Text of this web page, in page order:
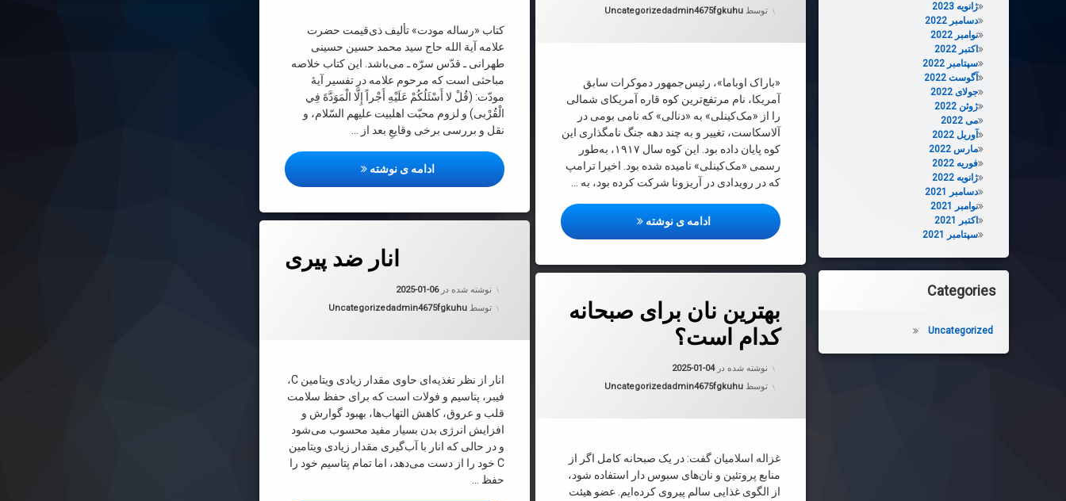
کتاب «رساله مودت» تألیف ذی‌قیمت حضرت
علامه آیة الله حاج سید محمد حسین حسینی
طهرانی ـ قدّس سرّه ـ می‌باشد. این کتاب خلاصه
مباحثی است که مرحوم علامه در تفسیر آیۀ
مودّت: (قُلْ لا أَسْئَلُكُمْ عَلَيْهِ أَجْراً إِلَّا الْمَوَدَّةَ فِي
الْقُرْبى) و لزوم محبّت اهل‏بيت عليهم السّلام، و
نقل و بررسى برخى وقايعِ بعد از …
ادامه ی نوشته کتاب «رساله مودت»
توسط admin4675fgkuhuدسته بندی ها:
Uncategorized
«باراک اوباما»، رئیس‌جمهور دموکرات سابق
آمریکا، نام مرتفع‌ترین کوه قاره آمریکای شمالی
را از «مک‌کینلی» به «دنالی» که نامی بومی در
آلاسکاست، تغییر و به چند دهه جنگ نامگذاری این
کوه پایان داده بود. این کوه سال ۱۹۱۷، به‌طور
رسمی «مک‌کینلی» نامیده شده بود. اخیرا ترامپ
که در رویدادی در آریزونا شرکت کرده بود، به …
ادامه ی نوشته تصمیم عجیب و جدید ترامپ؛ تغییر نام یک کوه
انار ضد پیری
نوشته شده در2025-01-06
توسط admin4675fgkuhuدسته بندی ها:
Uncategorized
انار از نظر تغذیه‌ای حاوی مقدار زیادی ویتامین C،
فیبر، پتاسیم و فولات است که برای حفظ سلامت
قلب و عروق، کاهش التهاب‌ها، بهبود گوارش و
افزایش انرژی بدن بسیار مفید محسوب می‌شود
و در حالی که انار با آب‌گیری مقدار زیادی ویتامین
C خود را از دست می‌دهد، اما تمام پتاسیم خود را
حفظ …
بهترین نان برای صبحانه
کدام است؟
نوشته شده در2025-01-04
توسط admin4675fgkuhuدسته بندی ها:
Uncategorized
غزاله اسلامیان گفت: در یک صبحانه کامل اگر از
منابع پروتئین و نان‌های سبوس دار استفاده شود،
از الگوی غذایی سالم پیروی کرده‌ایم. عضو هیئت
ژانویه 2023
دسامبر 2022
نوامبر 2022
اکتبر 2022
سپتامبر 2022
آگوست 2022
جولای 2022
ژوئن 2022
می 2022
آوریل 2022
مارس 2022
فوریه 2022
ژانویه 2022
دسامبر 2021
نوامبر 2021
اکتبر 2021
سپتامبر 2021
Categories
Uncategorized